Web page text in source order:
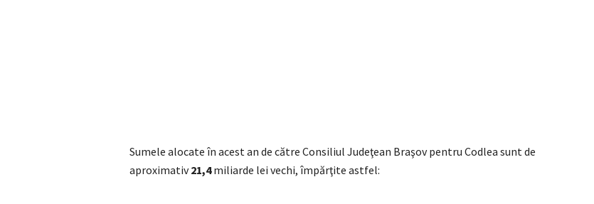
Sumele alocate în acest an de către Consiliul Judeţean Braşov pentru Codlea sunt de
aproximativ21,4miliarde lei vechi, împărţite astfel: